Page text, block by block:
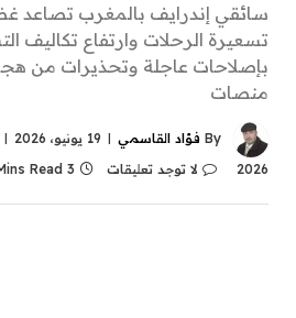
سائقي إندرايف بالمغرب تصاعد
تسعيرة الرحلات وارتفاع تكاليف
بإصلاحات عاجلة وتحذيرات من
منصات
By فؤاد القاسمي 19 يونيو، 2026
2026
لا توجد تعليقات 3 Mins Read